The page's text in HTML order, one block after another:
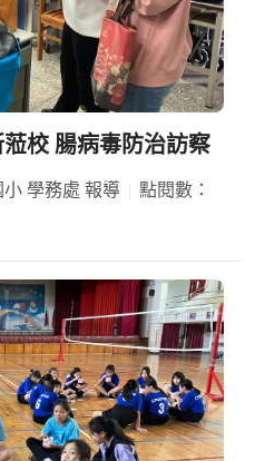
校 腸病毒防治訪察
學務處 報導
點閱數：